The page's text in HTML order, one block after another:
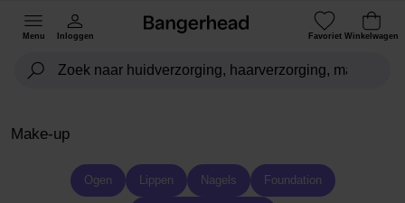
Menu Inloggen Favoriet Winkelwagen
Make-up
Ogen Lippen Nagels Foundation